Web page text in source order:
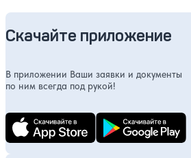
Скачайте приложение
В приложении Ваши заявки и документы
по ним всегда под рукой!